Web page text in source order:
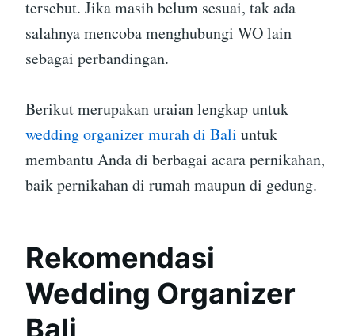
tersebut. Jika masih belum sesuai, tak ada
salahnya mencoba menghubungi WO lain
sebagai perbandingan.
Berikut merupakan uraian lengkap untuk
wedding organizer murah di Bali untuk
membantu Anda di berbagai acara pernikahan,
baik pernikahan di rumah maupun di gedung.
Rekomendasi
Wedding Organizer
Bali